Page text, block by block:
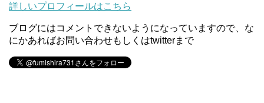
詳しいプロフィールはこちら
ブログにはコメントできないようになっていますので、な
にかあればお問い合わせもしくはtwitterまで